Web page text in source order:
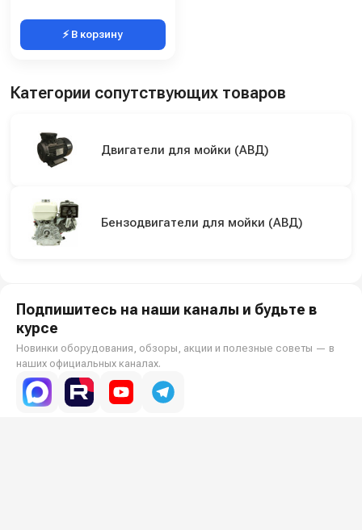
⚡ В корзину
Категории сопутствующих товаров
Двигатели для мойки (АВД)
Бензодвигатели для мойки (АВД)
Подпишитесь на наши каналы и будьте в
курсе
Новинки оборудования, обзоры, акции и полезные советы — в
наших официальных каналах.